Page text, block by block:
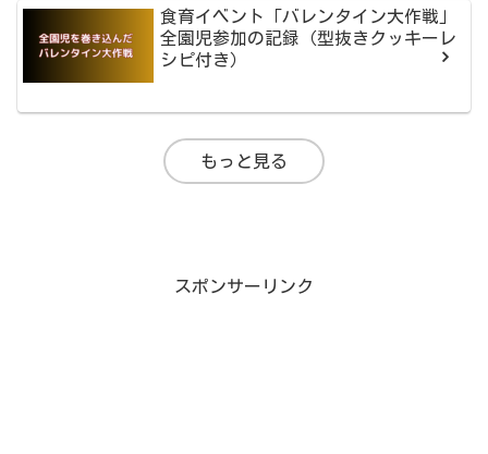
食育イベント「バレンタイン大作戦」
全園児参加の記録（型抜きクッキーレ
シピ付き）
もっと見る
スポンサーリンク